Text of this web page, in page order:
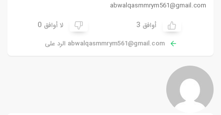
abwalqasmmrym561@gmail.com
أوافق 3 لا أوافق 0
abwalqasmmrym561@gmail.com الرد على